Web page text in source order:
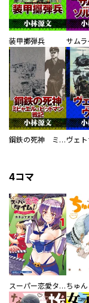
装甲擲弾兵
鋼鉄の死神 ミヒャエル・ビットマン戦記
4コマ
スーパー恋愛タイム！～現場でドＳな彼女は自宅でデレる～ ちゅ